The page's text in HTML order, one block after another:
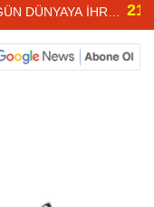
DÜNYAYA İHRAÇ